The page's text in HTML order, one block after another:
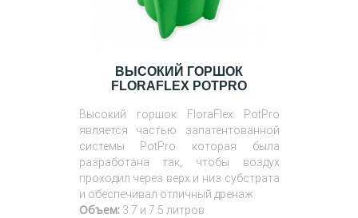
ВЫСОКИЙ ГОРШОК
FLORAFLEX POTPRO
Высокий горшок FloraFlex PotPro
является частью запатентованной
системы PotPro которая была
разработана так, чтобы воздух
проходил через верх и низ субстрата
и обеспечивал отличный дренаж.
Объем:3.7 и 7.5 литров.